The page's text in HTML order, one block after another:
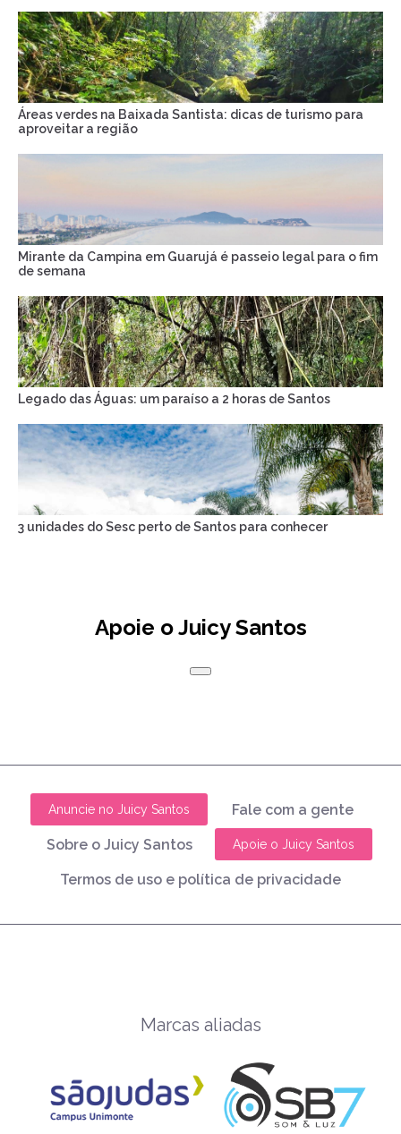
Áreas verdes na Baixada Santista: dicas de turismo para
aproveitar a região
Mirante da Campina em Guarujá é passeio legal para o fim
de semana
Legado das Águas: um paraíso a 2 horas de Santos
3 unidades do Sesc perto de Santos para conhecer
Apoie o Juicy Santos
Anuncie no Juicy Santos Fale com a gente
Sobre o Juicy Santos Apoie o Juicy Santos
Termos de uso e política de privacidade
Marcas aliadas